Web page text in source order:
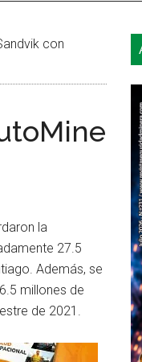
con
la
27.5
Además, se
millones de
de 2021.